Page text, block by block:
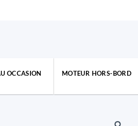
OCCASION MOTEUR HORS-BORD